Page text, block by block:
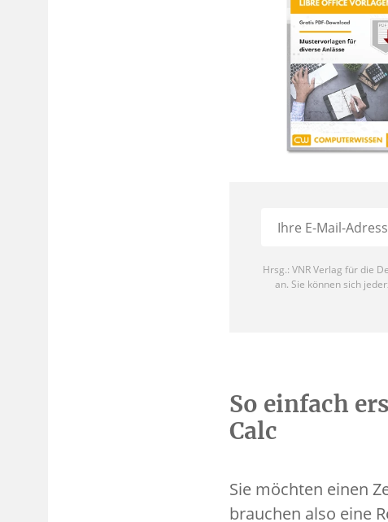
So einfach
Calc
Sie möchten einen
brauchen also eine